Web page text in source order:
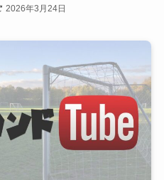
2026年3月24日